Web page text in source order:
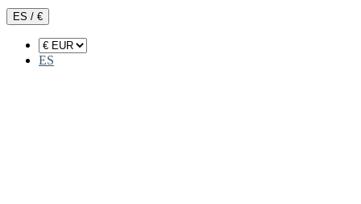
ES / €
ES